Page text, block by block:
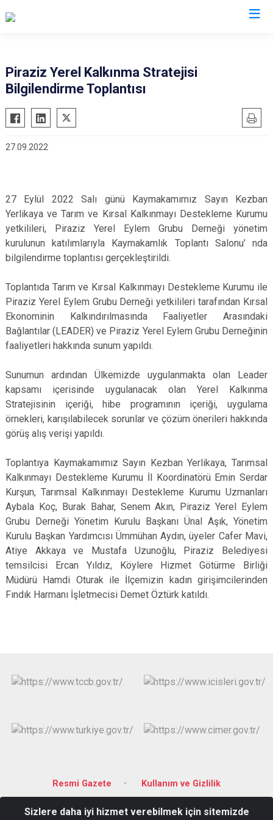
Alucra
Bulancak
Çanakçı
Espiye
Eynesil
Görele
Yağlıdere
Piraziz Yerel Kalkınma Stratejisi
Bilgilendirme Toplantısı
27.09.2022
27 Eylül 2022 Salı günü Kaymakamımız Sayın Kezban
Yerlikaya ve Tarım ve Kırsal Kalkınmayı Destekleme Kurumu
yetkilileri, Piraziz Yerel Eylem Grubu Derneği yönetim
kurulunun katılımlarıyla Kaymakamlık Toplantı Salonu’ nda
bilgilendirme toplantısı gerçekleştirildi.
Toplantıda Tarım ve Kırsal Kalkınmayı Destekleme Kurumu ile
Piraziz Yerel Eylem Grubu Derneği yetkilileri tarafından Kırsal
Ekonominin Kalkındırılmasında Faaliyetler Arasındaki
Bağlantılar (LEADER) ve Piraziz Yerel Eylem Grubu Derneğinin
faaliyetleri hakkında sunum yapıldı.
Sunumun ardından Ülkemizde uygulanmakta olan Leader
kapsamı içerisinde uygulanacak olan Yerel Kalkınma
Stratejisinin içeriği, hibe programının içeriği, uygulama
örnekleri, karışılabilecek sorunlar ve çözüm önerileri hakkında
görüş alış verişi yapıldı.
Toplantıya Kaymakamımız Sayın Kezban Yerlikaya, Tarımsal
Kalkınmayı Destekleme Kurumu İl Koordinatörü Emin Serdar
Kurşun, Tarımsal Kalkınmayı Destekleme Kurumu Uzmanları
Aybala Koç, Burak Bahar, Senem Akın, Piraziz Yerel Eylem
Grubu Derneği Yönetim Kurulu Başkanı Ünal Aşık, Yönetim
Kurulu Başkan Yardımcısı Ümmühan Aydın, üyeler Cafer Mavi,
Atiye Akkaya ve Mustafa Uzunoğlu, Piraziz Belediyesi
temsilcisi Ercan Yıldız, Köylere Hizmet Götürme Birliği
Müdürü Hamdi Oturak ile İlçemizin kadın girişimcilerinden
Fındık Harmanı İşletmecisi Demet Öztürk katıldı.
Resmi Gazete Kullanım ve Gizlilik
Yeni Mahalle Hükümet Caddesi No: 8 28340 Piraziz/GİRESUN
Sizlere daha iyi hizmet verebilmek için sitemizde